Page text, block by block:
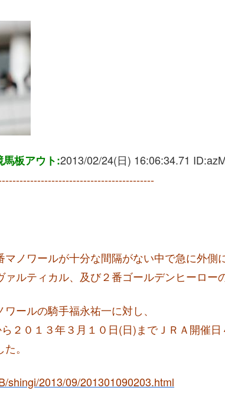
板アウト:2013/02/24(日) 16:06:34.71 ID:
ノワールが十分な間隔がない中で急に外側
ルティカル、及び２番ゴールデンヒーロー
ールの騎手福永祐一に対し、
２０１３年３月１０日(日)までＪＲＡ開催
。
shingi/2013/09/201301090203.html